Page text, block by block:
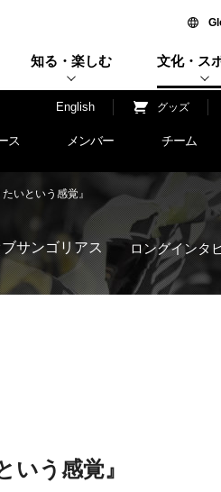
知る・楽しむ 文化・ス
English グッズ
ス メンバー チーム
いという感覚』
サンゴリアス ロングインタ
いう感覚』